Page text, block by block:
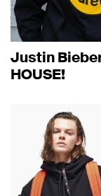
Justin
HOUSE!